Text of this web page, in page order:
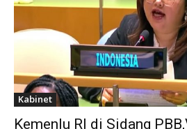
Kabinet
Kemenlu RI di Sidang